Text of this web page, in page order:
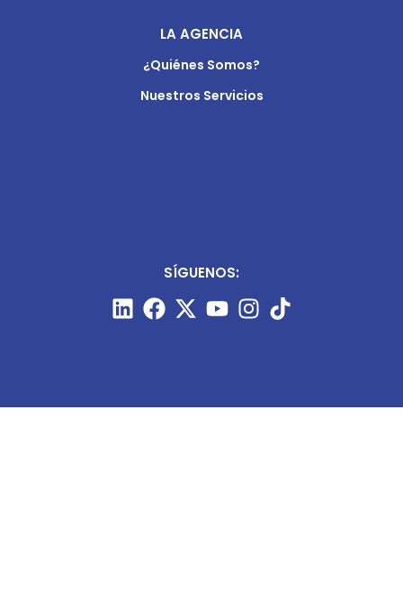
LA AGENCIA
¿Quiénes Somos?
Nuestros Servicios
SÍGUENOS: